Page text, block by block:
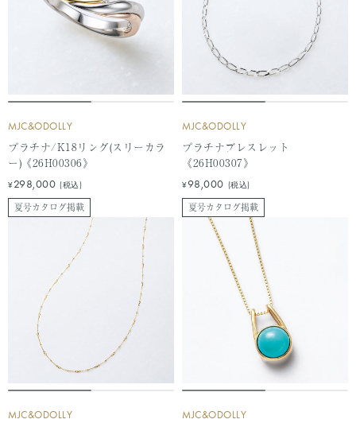
夏号カタログ掲載
MJC&ODOLLY
プラチナ/K18リング(スリーカラ
ー)《26H00306》
セ
ー
ル
¥298,000 (税込)
夏号カタログ掲載
MJC&ODOLLY
プラチナブレスレット
《26H00307》
セ
ー
ル
¥98,000 (税込)
MJC&ODOLLY MJC&ODOLLY